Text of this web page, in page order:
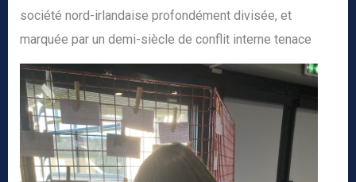
société nord-irlandaise profondément divisée, et
marquée par un demi-siècle de conflit interne tenace